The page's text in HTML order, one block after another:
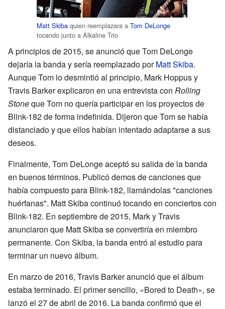
Matt Skiba quien reemplazara a Tom DeLonge
tocando junto a Alkaline Trio
A principios de 2015, se anunció que Tom DeLonge
dejaría la banda y sería reemplazado porMatt Skiba.
Aunque Tom lo desmintió al principio, Mark Hoppus y
Travis Barker explicaron en una entrevista con Rolling
Stoneque Tom no quería participar en los proyectos de
Blink-182 de forma indefinida. Dijeron que Tom se había
distanciado y que ellos habían intentado adaptarse a sus
deseos.
Finalmente, Tom DeLonge aceptó su salida de la banda
en buenos términos. Publicó demos de canciones que
había compuesto para Blink-182, llamándolas "canciones
huérfanas". Matt Skiba continuó tocando en conciertos con
Blink-182. En septiembre de 2015, Mark y Travis
anunciaron que Matt Skiba se convertiría en miembro
permanente. Con Skiba, la banda entró al estudio para
terminar un nuevo álbum.
En marzo de 2016, Travis Barker anunció que el álbum
estaba terminado. El primer sencillo, «Bored to Death», se
lanzó el 27 de abril de 2016. La banda confirmó que el